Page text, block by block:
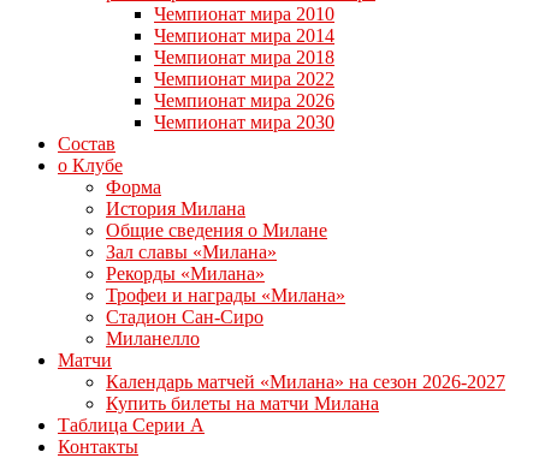
Чемпионат мира 2010
Чемпионат мира 2014
Чемпионат мира 2018
Чемпионат мира 2022
Чемпионат мира 2026
Чемпионат мира 2030
Состав
о Клубе
Форма
История Милана
Общие сведения о Милане
Зал славы «Милана»
Рекорды «Милана»
Трофеи и награды «Милана»
Стадион Сан-Сиро
Миланелло
Матчи
Календарь матчей «Милана» на сезон 2026-2027
Купить билеты на матчи Милана
Таблица Серии А
Контакты